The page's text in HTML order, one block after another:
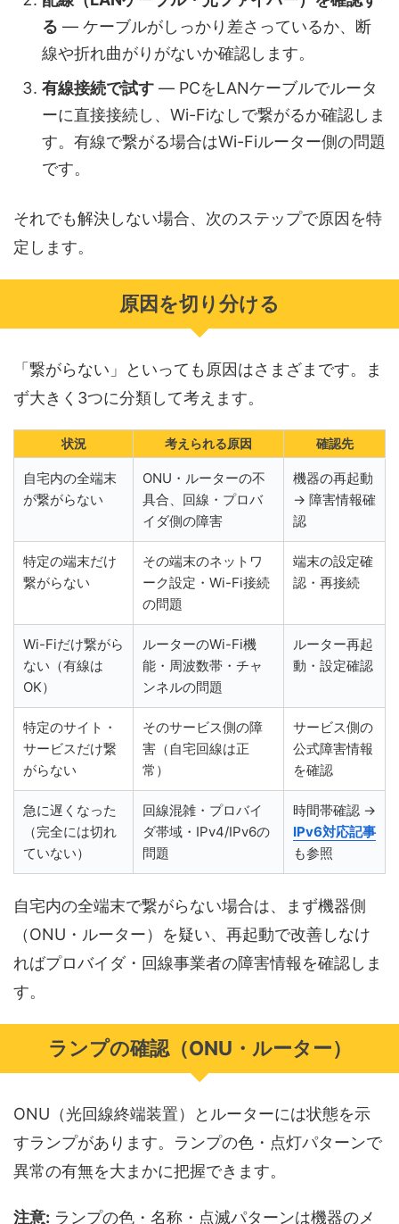
る — ケーブルがしっかり差さっているか、断
線や折れ曲がりがないか確認します。
有線接続で試す — PCをLANケーブルでルータ
ーに直接接続し、Wi-Fiなしで繋がるか確認しま
す。有線で繋がる場合はWi-Fiルーター側の問題
です。
それでも解決しない場合、次のステップで原因を特
定します。
原因を切り分ける
「繋がらない」といっても原因はさまざまです。ま
ず大きく3つに分類して考えます。
状況 考えられる原因 確認先
自宅内の全端末
が繋がらない
ONU・ルーターの不
具合、回線・プロバ
イダ側の障害
機器の再起動
→ 障害情報確
認
特定の端末だけ
繋がらない
その端末のネットワ
ーク設定・Wi-Fi接続
の問題
端末の設定確
認・再接続
Wi-Fiだけ繋がら
ない（有線は
OK）
ルーターのWi-Fi機
能・周波数帯・チャ
ンネルの問題
ルーター再起
動・設定確認
特定のサイト・
サービスだけ繋
がらない
そのサービス側の障
害（自宅回線は正
常）
サービス側の
公式障害情報
を確認
急に遅くなった
（完全には切れ
ていない）
回線混雑・プロバイ
ダ帯域・IPv4/IPv6の
問題
時間帯確認 →
IPv6対応記事
も参照
自宅内の全端末で繋がらない場合は、まず機器側
（ONU・ルーター）を疑い、再起動で改善しなけ
ればプロバイダ・回線事業者の障害情報を確認しま
す。
ランプの確認（ONU・ルーター）
ONU（光回線終端装置）とルーターには状態を示
すランプがあります。ランプの色・点灯パターンで
異常の有無を大まかに把握できます。
注意: ランプの色・名称・点滅パターンは機器のメ